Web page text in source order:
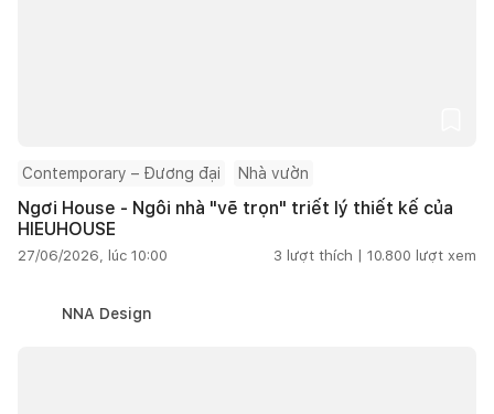
Contemporary – Đương đại Nhà vườn
Ngơi House - Ngôi nhà "vẽ trọn" triết lý thiết kế của
HIEUHOUSE
27/06/2026, lúc 10:00 3 lượt thích | 10.800 lượt xem
NNA Design